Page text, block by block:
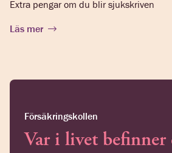
Extra pengar om du blir sjukskriven
Läs mer
Försäkringskollen
Var i livet befinner